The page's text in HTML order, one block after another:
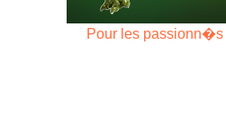
Pour les passionn�s